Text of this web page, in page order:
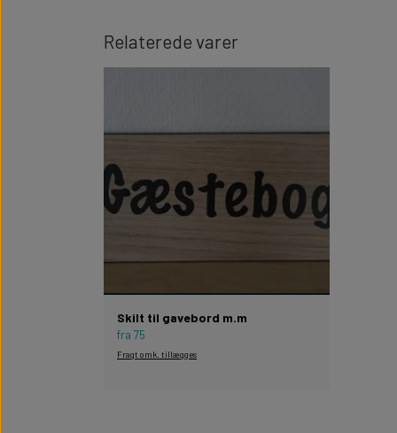
Relaterede varer
Skilt til gavebord m.m
fra 75
Fragt omk. tillægges